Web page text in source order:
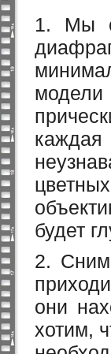
1. Мы
будет
2.
они
хотим,